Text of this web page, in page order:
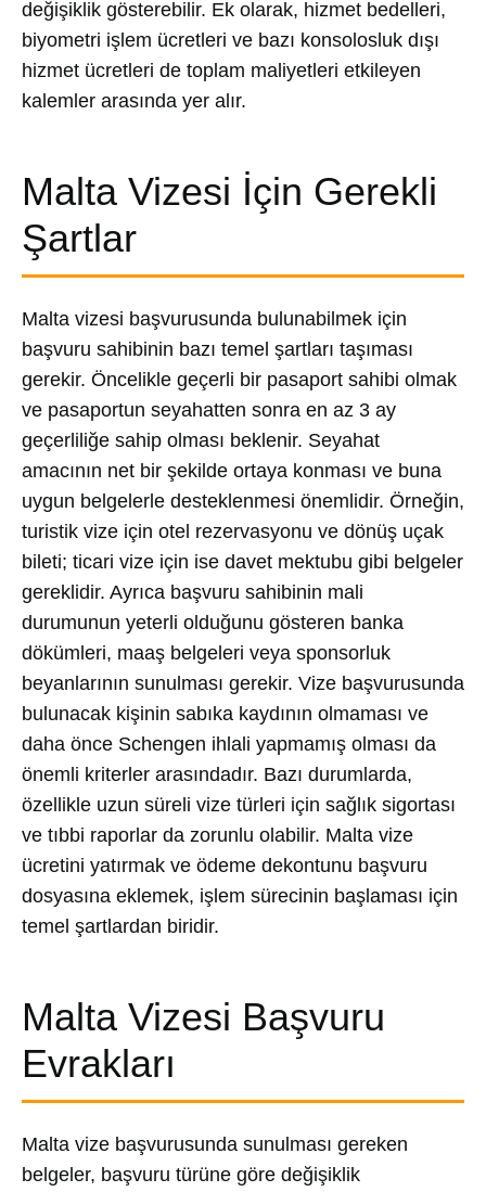
değişiklik gösterebilir. Ek olarak, hizmet bedelleri,
biyometri işlem ücretleri ve bazı konsolosluk dışı
hizmet ücretleri de toplam maliyetleri etkileyen
kalemler arasında yer alır.
Malta Vizesi İçin Gerekli
Şartlar
Malta vizesi başvurusunda bulunabilmek için
başvuru sahibinin bazı temel şartları taşıması
gerekir. Öncelikle geçerli bir pasaport sahibi olmak
ve pasaportun seyahatten sonra en az 3 ay
geçerliliğe sahip olması beklenir. Seyahat
amacının net bir şekilde ortaya konması ve buna
uygun belgelerle desteklenmesi önemlidir. Örneğin,
turistik vize için otel rezervasyonu ve dönüş uçak
bileti; ticari vize için ise davet mektubu gibi belgeler
gereklidir. Ayrıca başvuru sahibinin mali
durumunun yeterli olduğunu gösteren banka
dökümleri, maaş belgeleri veya sponsorluk
beyanlarının sunulması gerekir. Vize başvurusunda
bulunacak kişinin sabıka kaydının olmaması ve
daha önce Schengen ihlali yapmamış olması da
önemli kriterler arasındadır. Bazı durumlarda,
özellikle uzun süreli vize türleri için sağlık sigortası
ve tıbbi raporlar da zorunlu olabilir. Malta vize
ücretini yatırmak ve ödeme dekontunu başvuru
dosyasına eklemek, işlem sürecinin başlaması için
temel şartlardan biridir.
Malta Vizesi Başvuru
Evrakları
Malta vize başvurusunda sunulması gereken
belgeler, başvuru türüne göre değişiklik